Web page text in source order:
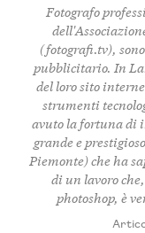
Fotografo
(fotografi.tv),
pubblicitario. In
del loro sito
strumenti
avuto la fortuna di
grande e
Piemonte) che ha
di un lavoro
photoshop, è